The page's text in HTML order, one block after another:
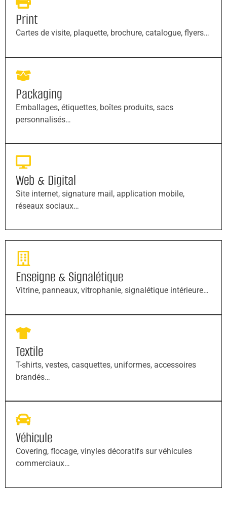
Print
Cartes de visite, plaquette, brochure, catalogue, flyers…
Packaging
Emballages, étiquettes, boîtes produits, sacs
personnalisés…
Web & Digital
Site internet, signature mail, application mobile,
réseaux sociaux…
Enseigne & Signalétique
Vitrine, panneaux, vitrophanie, signalétique intérieure…
Textile
T-shirts, vestes, casquettes, uniformes, accessoires
brandés…
Véhicule
Covering, flocage, vinyles décoratifs sur véhicules
commerciaux…